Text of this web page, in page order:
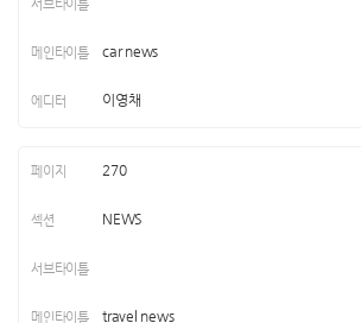
car news
이영채
270
NEWS
travel news